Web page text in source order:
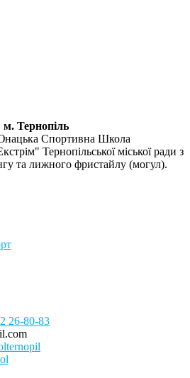
Тернопіль
Спортивна Школа
Тернопільської міської ради з
та лижного фристайлу (могул).
26-80-83